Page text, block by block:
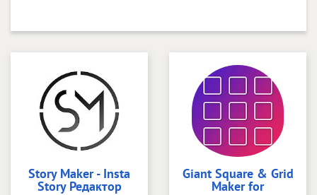
Story Maker - Insta
Story Редактор
Giant Square & Grid
Maker for